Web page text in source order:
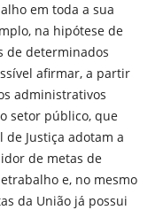
em toda a sua
na hipótese de
de determinados
afirmar, a partir
administrativos
setor público, que
Justiça adotam a
de metas de
e, no mesmo
da União já possui